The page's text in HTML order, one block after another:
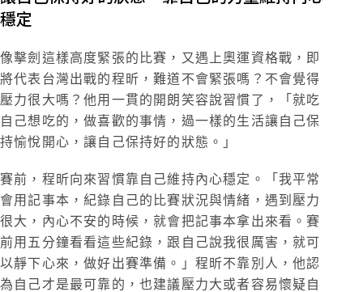
穩定
像擊劍這樣高度緊張的比賽，又遇上奧運資格戰，即
將代表台灣出戰的程昕，難道不會緊張嗎？不會覺得
壓力很大嗎？他用一貫的開朗笑容說習慣了，「就吃
自己想吃的，做喜歡的事情，過一樣的生活讓自己保
持愉悅開心，讓自己保持好的狀態。」
賽前，程昕向來習慣靠自己維持內心穩定。「我平常
會用記事本，紀錄自己的比賽狀況與情緒，遇到壓力
很大，內心不安的時候，就會把記事本拿出來看。賽
前用五分鐘看看這些紀錄，跟自己說我很厲害，就可
以靜下心來，做好出賽準備。」程昕不靠別人，他認
為自己才是最可靠的，也建議壓力大或者容易懷疑自